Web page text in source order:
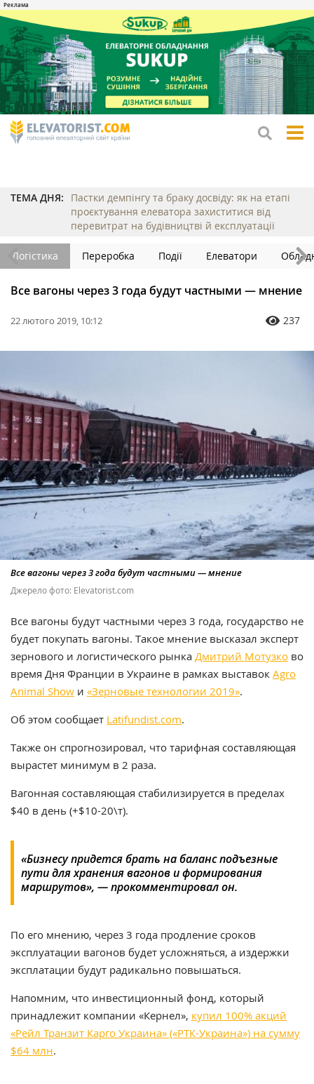
ТЕМА ДНЯ:
Пастки демпінгу та браку досвіду: як на етапі
проєктування елеватора захиститися від
перевитрат на будівництві й експлуатації
Логістика Переробка Події Елеватори
Все вагоны через 3 года будут частными — мнение
22 лютого 2019, 10:12 237
Все вагоны через 3 года будут частными — мнение
Джерело фото: Elevatorist.com
Все вагоны будут частными через 3 года, государство не
будет покупать вагоны. Такое мнение высказал эксперт
зернового и логистического рынка Дмитрий Мотузко во
время Дня Франции в Украине в рамках выставок Agro
Animal Show и «Зерновые технологии 2019».
Об этом сообщает Latifundist.com.
Также он спрогнозировал, что тарифная составляющая
вырастет минимум в 2 раза.
Вагонная составляющая стабилизируется в пределах
$40 в день (+$10-20\т).
«Бизнесу придется брать на баланс подъезные
пути для хранения вагонов и формирования
маршрутов», — прокомментировал он.
По его мнению, через 3 года продление сроков
эксплуатации вагонов будет усложняться, а издержки
эксплатации будут радикально повышаться.
Напомним, что инвестиционный фонд, который
принадлежит компании «Кернел», купил 100% акций
«Рейл Транзит Карго Украина» («РТК-Украина») на сумму
$64 млн.